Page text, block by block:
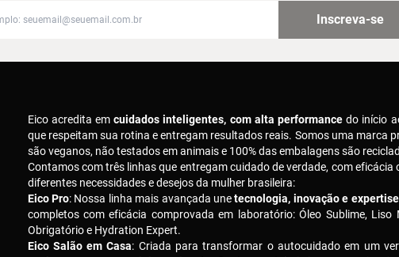
Inscreva-se
Eico acredita emcuidados inteligentes, com alta performance do início
que respeitam sua rotina e entregam resultados reais. Somos uma marca
são veganos, não testados em animais e 100% das embalagens são
Contamos com três linhas que entregam cuidado de verdade, com
diferentes necessidades e desejos da mulher brasileira:
Eico Pro: Nossa linha mais avançada unetecnologia, inovação e
completos com eficácia comprovada em laboratório: Óleo Sublime, Liso
Obrigatório e Hydration Expert.
Eico Salão em Casa: Criada para transformar o autocuidado em um